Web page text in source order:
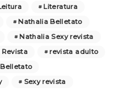
Literatura
Nathalia Belletato
Nathalia Sexy revista
Revista
revista adulto
Belletato
Sexy revista